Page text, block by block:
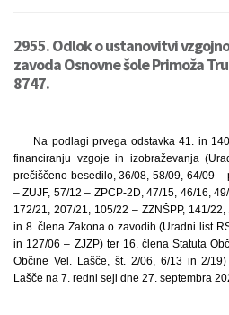
2955. Odlok o ustanovitvi
zavoda Osnovne šole Primoža
8747.
Na podlagi prvega odstavka 41. in
financiranju vzgoje in izobraževanja
prečiščeno besedilo, 36/08, 58/09, 64/09 –
– ZUJF, 57/12 – ZPCP-2D, 47/15, 46/16,
172/21, 207/21, 105/22 – ZZNŠPP, 141/
in 8. člena Zakona o zavodih (Uradni list
in 127/06 – ZJZP) ter 16. člena Statuta
Občine Vel. Lašče, št. 2/06, 6/13 in 2/
Lašče na 7. redni seji dne 27. septembra